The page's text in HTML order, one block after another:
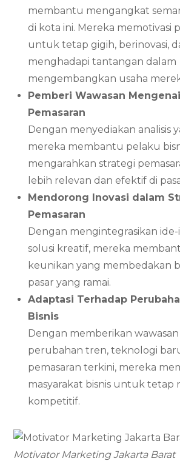
membantu mengangkat
di kota ini. Mereka memotivasi
untuk tetap gigih, berinovasi,
menghadapi tantangan dalam
mengembangkan usaha
Pemberi Wawasan
Pemasaran
Dengan menyediakan analisis
mereka membantu pelaku
mengarahkan strategi
lebih relevan dan efektif di
Mendorong Inovasi dalam
Pemasaran
Dengan mengintegrasikan ide-
solusi kreatif, mereka
keunikan yang membedakan
pasar yang ramai.
Adaptasi Terhadap
Bisnis
Dengan memberikan
perubahan tren, teknologi
pemasaran terkini, mereka
masyarakat bisnis untuk tetap
kompetitif.
Motivator Marketing Jakarta Barat